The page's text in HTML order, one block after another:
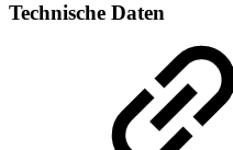
Technische Daten